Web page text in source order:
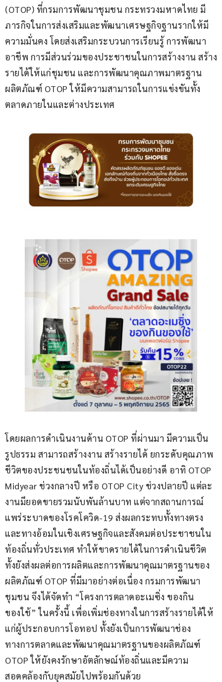
(OTOP) ที่กรมการพัฒนาชุมชน กระทรวงมหาดไทย มี
ภารกิจในการส่งเสริมและพัฒนาเศรษฐกิจฐานรากให้มี
ความมั่นคง โดยส่งเสริมกระบวนการเรียนรู้ การพัฒนา
อาชีพ การมีส่วนร่วมของประชาชนในการสร้างงาน สร้าง
รายได้ให้แก่ชุมชน และการพัฒนาคุณภาพมาตรฐาน
ผลิตภัณฑ์ OTOP ให้มีความสามารถในการแข่งขันทั้ง
ตลาดภายในและต่างประเทศ
โดยผลการดำเนินงานด้าน OTOP ที่ผ่านมา มีความเป็น
รูปธรรม สามารถสร้างงาน สร้างรายได้ ยกระดับคุณภาพ
ชีวิตของประชนชนในท้องถิ่นได้เป็นอย่างดี อาทิ OTOP
Midyear ช่วงกลางปี หรือ OTOP City ช่วงปลายปี แต่ละ
งานมียอดขายรวมนับพันล้านบาท แต่จากสถานการณ์
แพร่ระบาดของโรคโควิด-19 ส่งผลกระทบทั้งทางตรง
และทางอ้อมในเชิงเศรษฐกิจและสังคมต่อประชาชนใน
ท้องถิ่นทั่วประเทศ ทำให้ขาดรายได้ในการดำเนินชีวิต
ทั้งยังส่งผลต่อการผลิตและการพัฒนาคุณมาตรฐานของ
ผลิตภัณฑ์ OTOP ที่มีมาอย่างต่อเนื่อง กรมการพัฒนา
ชุมชน จึงได้จัดทำ “โครงการตลาดอะเมซิ่ง ของกิน
ของใช้” ในครั้งนี้ เพื่อเพิ่มช่องทางในการสร้างรายได้ให้
แก่ผู้ประกอบการโอทอป ทั้งยังเป็นการพัฒนาช่อง
ทางการตลาดและพัฒนาคุณมาตรฐานของผลิตภัณฑ์
OTOP ให้ยังคงรักษาอัตลักษณ์ท้องถิ่นและมีความ
สอดคล้องกับยุคสมัยไปพร้อมกันด้วย